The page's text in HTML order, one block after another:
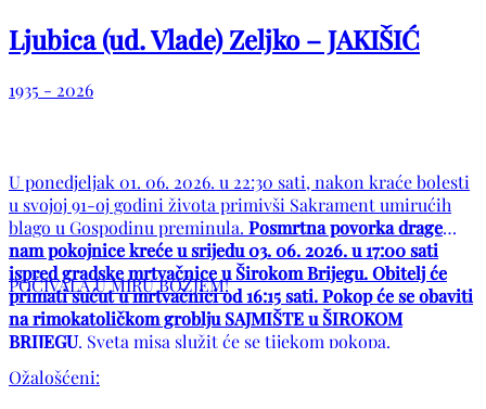
Ljubica (ud. Vlade) Zeljko – JAKIŠIĆ
1935 - 2026
U ponedjeljak 01. 06. 2026. u 22:30 sati, nakon kraće bolesti
u svojoj 91-oj godini života primivši Sakrament umirućih
blago u Gospodinu preminula. Posmrtna povorka drage
nam pokojnice kreće u srijedu 03. 06. 2026. u 17:00 sati
ispred gradske mrtvačnice u Širokom Brijegu. Obitelj će
primati sućut u mrtvačnici od 16:15 sati. Pokop će se obaviti
na rimokatoličkom groblju SAJMIŠTE u ŠIROKOM
BRIJEGU. Sveta misa služit će se tijekom pokopa.
POČIVALA U MIRU BOŽJEM!
Ožalošćeni: